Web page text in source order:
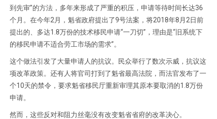
到先审”的方法，多年来形成了严重的积压，申请等待时间长达36
个月。在今年2月，魁省政府提出了9号法案，将2018年8月2日前
提出的、多达1.8万份的技术移民申请“一刀切”，理由是“旧系统下
的移民申请不适合劳工市场的需求”。
这个做法引发了大量申请人的抗议。民众举行了数次示威，抗议这
项改革政策。还有人将官司打到了魁省最高法院，而法官发布了一
个10天的禁令，要求魁省移民厅重新审理其原本要取消的1.8万份
申请。
然而，这些反对和阻力丝毫没有改变魁省省府的改革决心。